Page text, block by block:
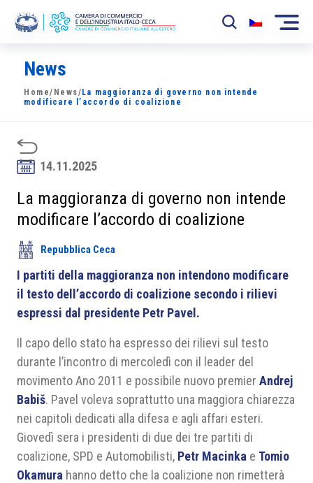
La Camera
News
Sviluppo Mercato
Soci
Partner
Progetti
Area riservata
News
Home/ News/ La maggioranza di governo non intende
modificare l’accordo di coalizione
14.11.2025
La maggioranza di governo non intende
modificare l’accordo di coalizione
Repubblica Ceca
I partiti della maggioranza non intendono modificare
il testo dell’accordo di coalizione secondo i rilievi
espressi dal presidente Petr Pavel.
Il capo dello stato ha espresso dei rilievi sul testo
durante l’incontro di mercoledì con il leader del
movimento Ano 2011 e possibile nuovo premier Andrej
Babiš. Pavel voleva soprattutto una maggiora chiarezza
nei capitoli dedicati alla difesa e agli affari esteri.
Giovedì sera i presidenti di due dei tre partiti di
coalizione, SPD e Automobilisti, Petr Macinka e Tomio
Okamura hanno detto che la coalizione non rimetterà